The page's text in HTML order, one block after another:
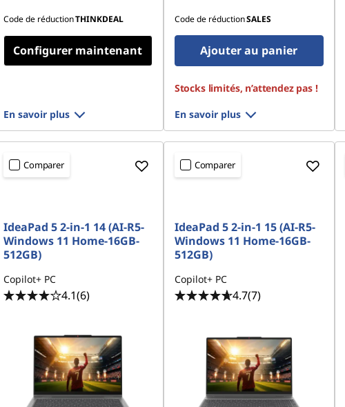
Code de réductionTHINKDEAL
Configurer maintenant
En savoir plus
Code de réductionSALES
Ajouter au panier
Stocks limités, n’attendez pas !
En savoir plus
Comparer
IdeaPad 5 2-in-1 14 (AI-R5-
Windows 11 Home-16GB-
512GB)
Copilot+ PC
4.1(6)
Comparer
IdeaPad 5 2-in-1 15 (AI-R5-
Windows 11 Home-16GB-
512GB)
Copilot+ PC
4.7(7)